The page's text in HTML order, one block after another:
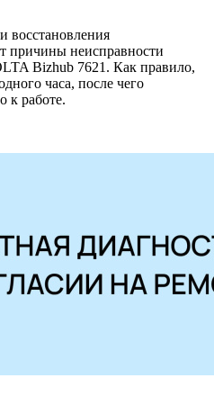
восстановления
причины неисправности
Bizhub 7621. Как правило,
часа, после чего
к работе.